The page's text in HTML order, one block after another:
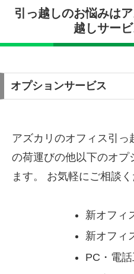
引っ越しのお悩みは
越しサービ
オプションサービス
アズカリのオフィス引っ
の荷運びの他以下のオプ
ます。 お気軽にご相談く
新オフィ
新オフィ
PC・電